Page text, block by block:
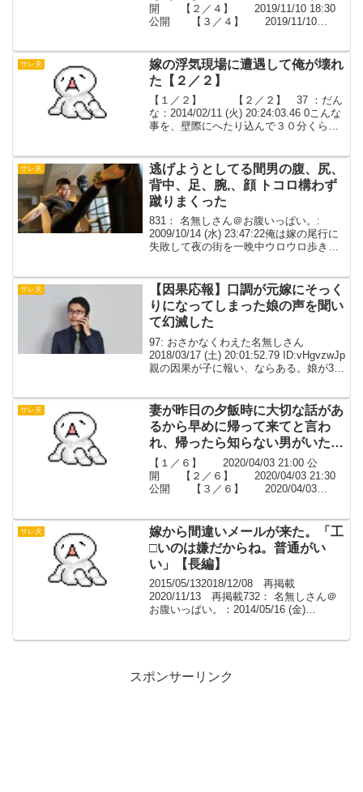
開 【２／４】 2019/11/10 18:30
公開 【３／４】 2019/11/10
サレ夫
嫁の浮気現場に遭遇して俺が壊れ
た【２／２】
【１／２】 【２／２】 37 ：だん
な：2014/02/11 (火) 20:24:03.46 0こんな
事を、壁際にへたり込んで３０分くらい
ゃんと嫁を紹介する。だから...
サレ夫
逃げようとしてる間男の腹、尻、
背中、足、腕,、顔 トコロ構わず
蹴りまくった
831： 名無しさん＠お腹いっぱい。:
2009/10/14 (水) 23:47:22俺は嫁の尾行に
失敗して夜の街を一晩中ウロウロ歩き回
けど車なんか通ってないからダ...
サレ夫
【因果応報】口調が元嫁にそっく
りになってしまった娘の声を聞い
て幻滅した
97: おさかなくわえた名無しさん
2018/03/17 (土) 20:01:52.79 ID:vHgvzwJp
親の因果が子に報い、ならある。娘が3歳
養育費と慰謝料を相...
サレ夫
妻が昨日の夕飯時に大切な話があ
るから早めに帰って来てと言わ
れ、帰ったら知らない男がいたよ
【３／６】
【１／６】 2020/04/03 21:00 公
開 【２／６】 2020/04/03 21:30
公開 【３／６】 2020/04/03
６】 2...
サレ夫
嫁から間違いメールが来た。「工
□いのは嫌だからね。普通がい
い」【長編】
2015/05/132018/12/08 再掲載
2020/11/13 再掲載732： 名無しさん＠
お腹いっぱい。：2014/05/16 (金)
スポンサーリンク